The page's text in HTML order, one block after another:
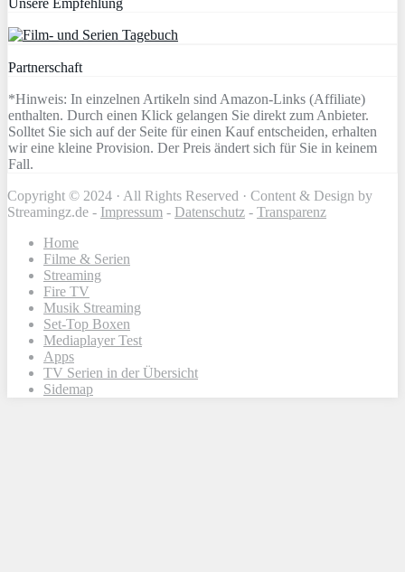
Unsere Empfehlung
Partnerschaft
*Hinweis: In einzelnen Artikeln sind Amazon-Links (Affiliate)
enthalten. Durch einen Klick gelangen Sie direkt zum Anbieter.
Solltet Sie sich auf der Seite für einen Kauf entscheiden, erhalten
wir eine kleine Provision. Der Preis ändert sich für Sie in keinem
Fall.
Copyright © 2024 · All Rights Reserved · Content & Design by
Streamingz.de - Impressum - Datenschutz - Transparenz
Home
Filme & Serien
Streaming
Fire TV
Musik Streaming
Set-Top Boxen
Mediaplayer Test
Apps
TV Serien in der Übersicht
Sidemap